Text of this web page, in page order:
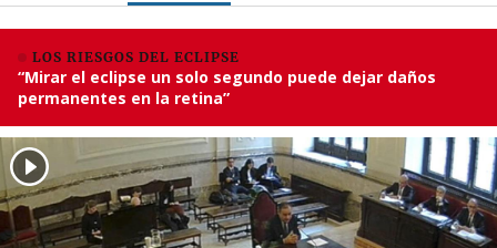
LOS RIESGOS DEL ECLIPSE
“Mirar el eclipse un solo segundo puede dejar daños
permanentes en la retina”